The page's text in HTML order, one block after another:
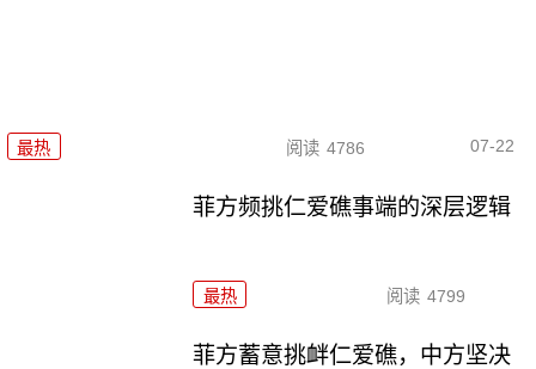
最热 阅读 4786 07-22
菲方频挑仁爱礁事端的深层逻辑
最热 阅读 4799
菲方蓄意挑衅仁爱礁，中方坚决